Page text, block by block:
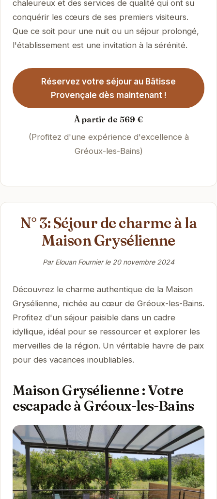
chaleureux et des services de qualité qui ont su
conquérir les cœurs de ses premiers visiteurs.
Que ce soit pour une nuit ou un séjour prolongé,
l'établissement est une invitation à la sérénité.
Réservez votre séjour au Bâtisse
Provençale dès maintenant !
À partir de 569 €
(Profitez d'une expérience d'excellence à
Gréoux-les-Bains)
N° 3: Séjour de charme à la
Maison Grysélienne
Par Elouan Fournier le 20 novembre 2024
Découvrez le charme authentique de la Maison
Grysélienne, nichée au cœur de Gréoux-les-Bains.
Profitez d'un séjour paisible dans un cadre
idyllique, idéal pour se ressourcer et explorer les
merveilles de la région. Un véritable havre de paix
pour des vacances inoubliables.
Maison Grysélienne : Votre
escapade à Gréoux-les-Bains